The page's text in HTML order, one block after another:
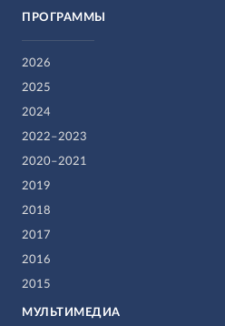
ПРОГРАММЫ
2026
2025
2024
2022–2023
2020–2021
2019
2018
2017
2016
2015
МУЛЬТИМЕДИА